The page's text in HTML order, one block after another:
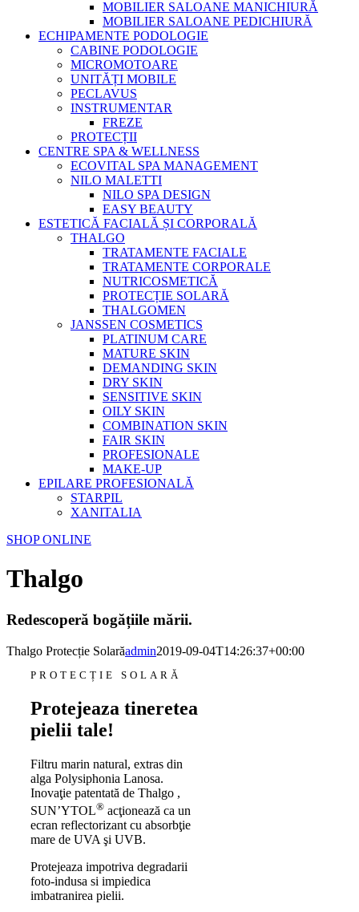
MOBILIER SALOANE MANICHIURĂ
MOBILIER SALOANE PEDICHIURĂ
ECHIPAMENTE PODOLOGIE
CABINE PODOLOGIE
MICROMOTOARE
UNITĂȚI MOBILE
PECLAVUS
INSTRUMENTAR
FREZE
PROTECȚII
CENTRE SPA & WELLNESS
ECOVITAL SPA MANAGEMENT
NILO MALETTI
NILO SPA DESIGN
EASY BEAUTY
ESTETICĂ FACIALĂ ȘI CORPORALĂ
THALGO
TRATAMENTE FACIALE
TRATAMENTE CORPORALE
NUTRICOSMETICĂ
PROTECȚIE SOLARĂ
THALGOMEN
JANSSEN COSMETICS
PLATINUM CARE
MATURE SKIN
DEMANDING SKIN
DRY SKIN
SENSITIVE SKIN
OILY SKIN
COMBINATION SKIN
FAIR SKIN
PROFESIONALE
MAKE-UP
EPILARE PROFESIONALĂ
STARPIL
XANITALIA
SHOP ONLINE
Thalgo
Redescoperă bogățiile mării.
Thalgo Protecție Solarăadmin2019-09-04T14:26:37+00:00
PROTECȚIE SOLARĂ
Protejeaza tineretea
pielii tale!
Filtru marin natural, extras din
alga Polysiphonia Lanosa.
Inovaţie patentată de Thalgo ,
SUN’YTOL® acţionează ca un
ecran reflectorizant cu absorbţie
mare de UVA şi UVB.
Protejeaza impotriva degradarii
foto-indusa si impiedica
imbatranirea pielii.